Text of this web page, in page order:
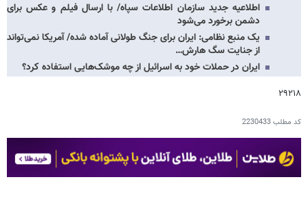
اطلاعیه جدید سازمان اطلاعات سپاه/ با ارسال فیلم و عکس برای
دشمن برخورد می‌شود
یک منبع نظامی: ایران برای جنگ طولانی آماده شده/ آمریکا نمی‌تواند
از جنایت سگ هارش…
ایران در حملات خود به اسرائیل از چه موشک‌هایی استفاده کرد؟
۲۹۲۱۸
کد مطلب2230433